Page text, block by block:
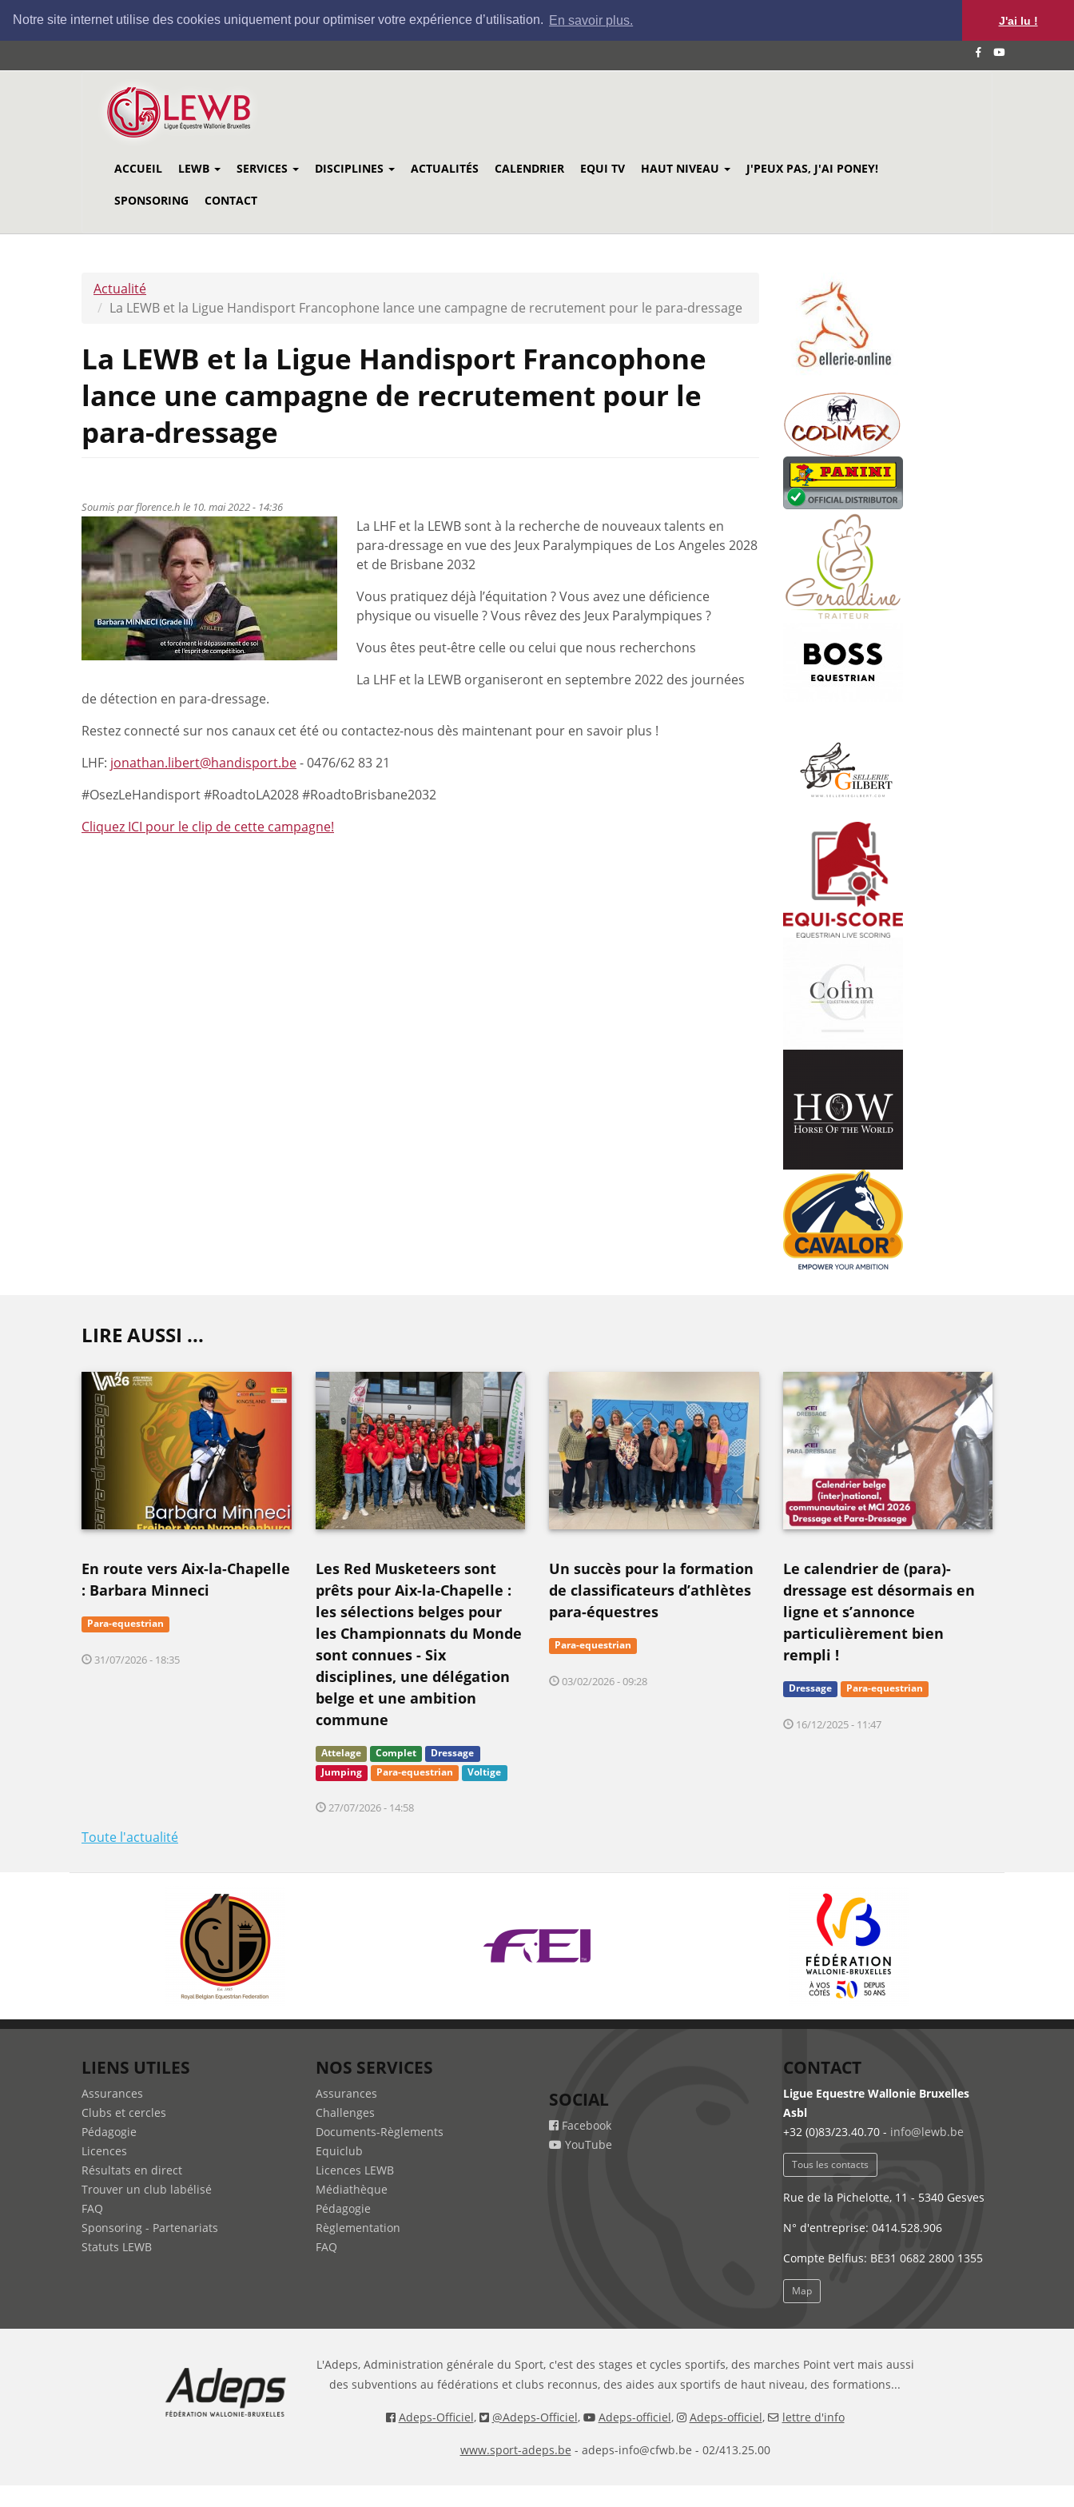
Notre site internet utilise des cookies uniquement pour optimiser votre expérience d’utilisation. En savoir plus. J'ai lu !
au
ACCUEIL LEWB SERVICES DISCIPLINES ACTUALITÉS CALENDRIER EQUI TV HAUT NIVEAU J'PEUX PAS, J'AI PONEY!
SPONSORING CONTACT
Actualité
La LEWB et la Ligue Handisport Francophone lance une campagne de recrutement pour le para-dressage
La LEWB et la Ligue Handisport Francophone
lance une campagne de recrutement pour le
para-dressage
Soumis parflorence.h le 10. mai 2022 - 14:36
La LHF et la LEWB sont à la recherche de nouveaux talents en
para-dressage en vue des Jeux Paralympiques de Los Angeles 2028
et de Brisbane 2032
Vous pratiquez déjà l’équitation ? Vous avez une déficience
physique ou visuelle ? Vous rêvez des Jeux Paralympiques ?
Vous êtes peut-être celle ou celui que nous recherchons
La LHF et la LEWB organiseront en septembre 2022 des journées
de détection en para-dressage.
Restez connecté sur nos canaux cet été ou contactez-nous dès maintenant pour en savoir plus !
LHF: jonathan.libert@handisport.be- 0476/62 83 21
#OsezLeHandisport #RoadtoLA2028 #RoadtoBrisbane2032
Cliquez ICI pour le clip de cette campagne!
LIRE AUSSI ...
En route vers Aix-la-Chapelle
: Barbara Minneci
Para-equestrian
31/07/2026 - 18:35
Les Red Musketeers sont
prêts pour Aix-la-Chapelle :
les sélections belges pour
les Championnats du Monde
sont connues - Six
disciplines, une délégation
belge et une ambition
commune
Attelage Complet
Dressage
Jumping
Para-equestrian Voltige
27/07/2026 - 14:58
Un succès pour la formation
de classificateurs d’athlètes
para-équestres
Para-equestrian
03/02/2026 - 09:28
Le calendrier de (para)-
dressage est désormais en
ligne et s’annonce
particulièrement bien
rempli !
Dressage Para-equestrian
16/12/2025 - 11:47
Toute l'actualité
LIENS UTILES
Assurances
Clubs et cercles
Pédagogie
Licences
Résultats en direct
Trouver un club labélisé
FAQ
Sponsoring - Partenariats
Statuts LEWB
NOS SERVICES
Assurances
Challenges
Documents-Règlements
Equiclub
Licences LEWB
Médiathèque
Pédagogie
Règlementation
FAQ
SOCIAL
Facebook
YouTube
CONTACT
Ligue Equestre Wallonie Bruxelles
Asbl
+32 (0)83/23.40.70 - info@lewb.be
Tous les contacts
Rue de la Pichelotte, 11 - 5340 Gesves
N° d'entreprise: 0414.528.906
Compte Belfius: BE31 0682 2800 1355
Map
L'Adeps, Administration générale du Sport, c'est des stages et cycles sportifs, des marches Point vert mais aussi
des subventions au fédérations et clubs reconnus, des aides aux sportifs de haut niveau, des formations...
Adeps-Officiel, @Adeps-Officiel, Adeps-officiel, Adeps-officiel, lettre d'info
www.sport-adeps.be - adeps-info@cfwb.be - 02/413.25.00